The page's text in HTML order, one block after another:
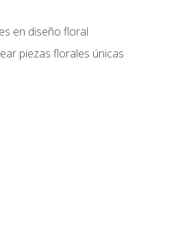
en diseño floral
piezas florales únicas